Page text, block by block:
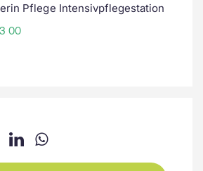
Pflege Intensivpflegestation
00